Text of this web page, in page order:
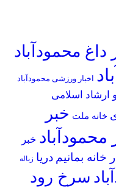
داغ محمودآباد
اخبار ورزشی محمودآباد
ارشاد اسلامی
خانه ملت خبر
محمودآباد خبر
خانه بمانیم دریا زباله
سرخ رود